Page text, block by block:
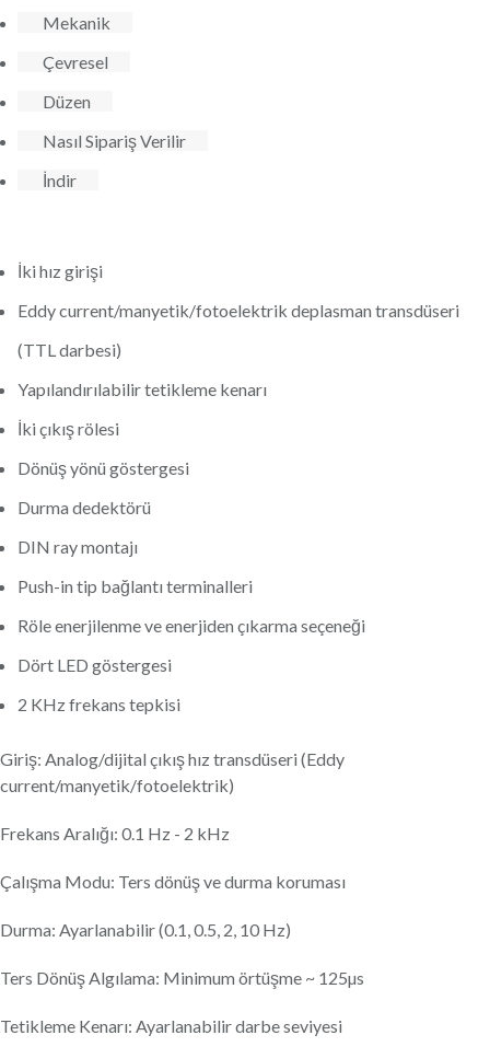
Mekanik
Çevresel
Düzen
Nasıl Sipariş Verilir
İndir
İki hız girişi
Eddy current/manyetik/fotoelektrik deplasman transdüseri
(TTL darbesi)
Yapılandırılabilir tetikleme kenarı
İki çıkış rölesi
Dönüş yönü göstergesi
Durma dedektörü
DIN ray montajı
Push-in tip bağlantı terminalleri
Röle enerjilenme ve enerjiden çıkarma seçeneği
Dört LED göstergesi
2 KHz frekans tepkisi
Giriş: Analog/dijital çıkış hız transdüseri (Eddy
current/manyetik/fotoelektrik)
Frekans Aralığı: 0.1 Hz - 2 kHz
Çalışma Modu: Ters dönüş ve durma koruması
Durma: Ayarlanabilir (0.1, 0.5, 2, 10 Hz)
Ters Dönüş Algılama: Minimum örtüşme ~ 125µs
Tetikleme Kenarı: Ayarlanabilir darbe seviyesi